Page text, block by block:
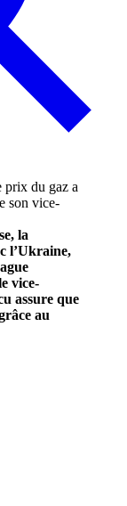
la
l’Ukraine,
vice-
assure que
au